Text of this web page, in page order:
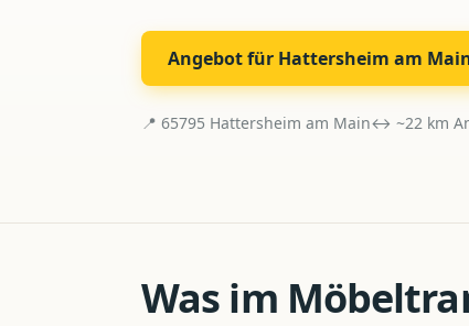
Angebot für Hattersheim am
📍 65795 Hattersheim am Main↔ ~22 km
Was im